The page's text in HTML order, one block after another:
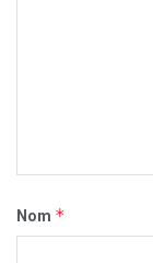
Nom *